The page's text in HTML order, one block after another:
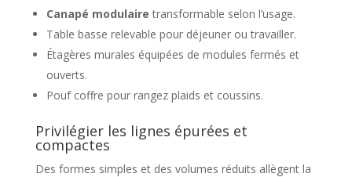
Canapé modulaire transformable selon l’usage.
Table basse relevable pour déjeuner ou travailler.
Étagères murales équipées de modules fermés et
ouverts.
Pouf coffre pour rangez plaids et coussins.
Privilégier les lignes épurées et
compactes
Des formes simples et des volumes réduits allègent la